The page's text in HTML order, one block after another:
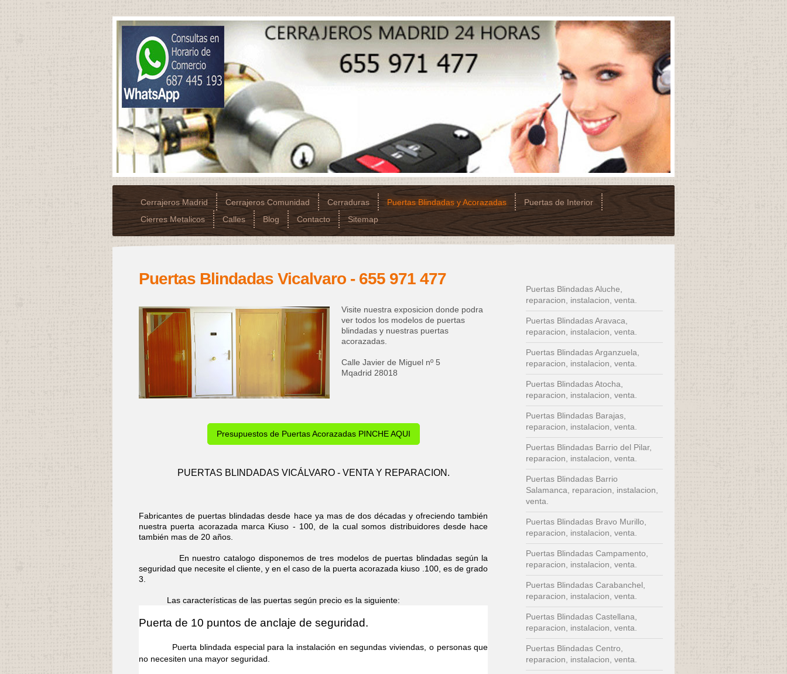
Cerrajeros Madrid Cerrajeros Comunidad Cerraduras Puertas Blindadas y Acorazadas
Puertas de Interior
Cierres Metalicos
Calles Blog Contacto Sitemap
Puertas Blindadas Vicalvaro - 655 971 477
Visite nuestra exposicion donde podra
ver todos los modelos de puertas
blindadas y nuestras puertas
acorazadas.
Calle Javier de Miguel nº 5
Mqadrid 28018
Presupuestos de Puertas Acorazadas PINCHE AQUI
PUERTAS BLINDADAS VICÁLVARO - VENTA Y REPARACION.
Fabricantes de puertas blindadas desde hace ya mas de dos décadas y ofreciendo también
nuestra puerta acorazada marca Kiuso - 100, de la cual somos distribuidores desde hace
también mas de 20 años.
En nuestro catalogo disponemos de tres modelos de puertas blindadas según la
seguridad que necesite el cliente, y en el caso de la puerta acorazada kiuso .100, es de grado
3.
Las características de las puertas según precio es la siguiente:
Puerta de 10 puntos de anclaje de seguridad.
Puerta blindada especial para la instalación en segundas viviendas, o personas que
no necesiten una mayor seguridad.
Puertas Blindadas Aluche,
reparacion, instalacion, venta.
Puertas Blindadas Aravaca,
reparacion, instalacion, venta.
Puertas Blindadas Arganzuela,
reparacion, instalacion, venta.
Puertas Blindadas Atocha,
reparacion, instalacion, venta.
Puertas Blindadas Barajas,
reparacion, instalacion, venta.
Puertas Blindadas Barrio del Pilar,
reparacion, instalacion, venta.
Puertas Blindadas Barrio
Salamanca, reparacion, instalacion,
venta.
Puertas Blindadas Bravo Murillo,
reparacion, instalacion, venta.
Puertas Blindadas Campamento,
reparacion, instalacion, venta.
Puertas Blindadas Carabanchel,
reparacion, instalacion, venta.
Puertas Blindadas Castellana,
reparacion, instalacion, venta.
Puertas Blindadas Centro,
reparacion, instalacion, venta.